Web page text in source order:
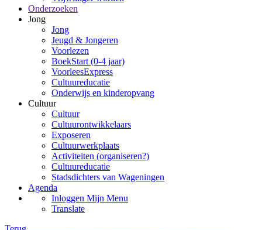
Onderzoeken
Jong
Jong
Jeugd & Jongeren
Voorlezen
BoekStart (0-4 jaar)
VoorleesExpress
Cultuureducatie
Onderwijs en kinderopvang
Cultuur
Cultuur
Cultuurontwikkelaars
Exposeren
Cultuurwerkplaats
Activiteiten (organiseren?)
Cultuureducatie
Stadsdichters van Wageningen
Agenda
Inloggen Mijn Menu
Translate